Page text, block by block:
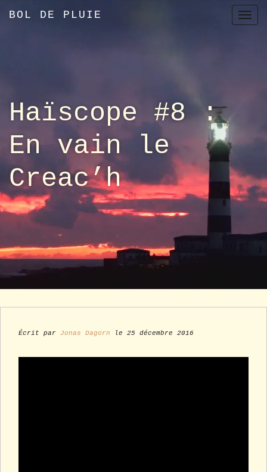
T
v
g
a
BOL DE PLUIE
Haïscope #8 :
En vain le
Creac’h
Écrit par Jonas Dagorn le 25 décembre 2016